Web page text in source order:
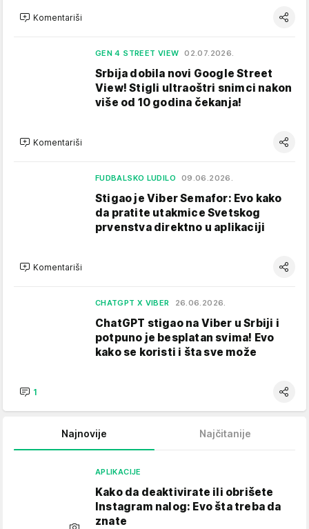
Komentariši
GEN 4 STREET VIEW 02.07.2026.
Srbija dobila novi Google Street
View! Stigli ultraoštri snimci nakon
više od 10 godina čekanja!
Komentariši
FUDBALSKO LUDILO 09.06.2026.
Stigao je Viber Semafor: Evo kako
da pratite utakmice Svetskog
prvenstva direktno u aplikaciji
Komentariši
CHATGPT X VIBER 26.06.2026.
ChatGPT stigao na Viber u Srbiji i
potpuno je besplatan svima! Evo
kako se koristi i šta sve može
1
Najnovije Najčitanije
APLIKACIJE
Kako da deaktivirate ili obrišete
Instagram nalog: Evo šta treba da
znate